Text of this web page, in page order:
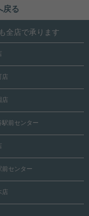
サウンドスタジオなどが完備
お待ちしております。
戻る
全店で承ります
店
店
駅前センター
前センター
店